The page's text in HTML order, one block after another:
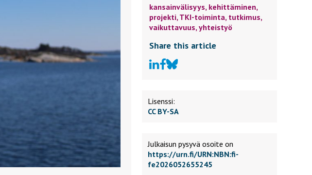
kansainvälisyys, kehittäminen,
projekti,TKI-toiminta, tutkimus,
vaikuttavuus,yhteistyö
Share this article
Lisenssi:
CC BY-SA
Julkaisun pysyvä osoite on
https://urn.fi/URN:NBN:fi-
fe2026052655245